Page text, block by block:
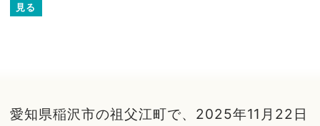
見る
愛知県稲沢市の祖父江町で、2025年11月22日